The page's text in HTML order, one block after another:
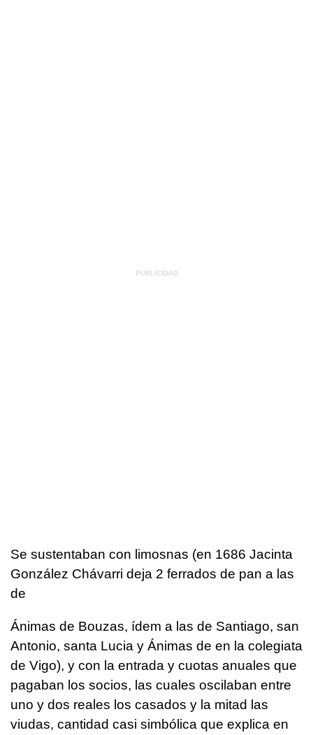
Se sustentaban con limosnas (en 1686 Jacinta
González Chávarri deja 2 ferrados de pan a las
de
Ánimas de Bouzas, ídem a las de Santiago, san
Antonio, santa Lucia y Ánimas de en la colegiata
de Vigo), y con la entrada y cuotas anuales que
pagaban los socios, las cuales oscilaban entre
uno y dos reales los casados y la mitad las
viudas, cantidad casi simbólica que explica en